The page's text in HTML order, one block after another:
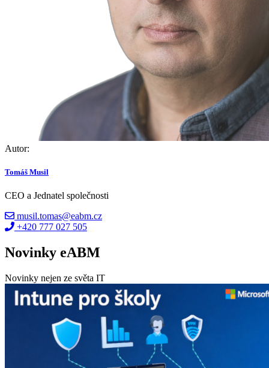
Autor:
Tomáš Musil
CEO a Jednatel společnosti
musil.tomas@eabm.cz
+420 777 027 505
Novinky eABM
Novinky nejen ze světa IT